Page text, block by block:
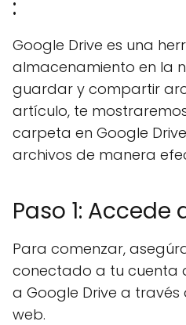
:
Google Drive es una
almacenamiento en la
guardar y compartir
artículo, te
carpeta en Google
archivos de manera
Paso 1: Accede
Para comenzar,
conectado a tu cuenta
a Google Drive a
web.